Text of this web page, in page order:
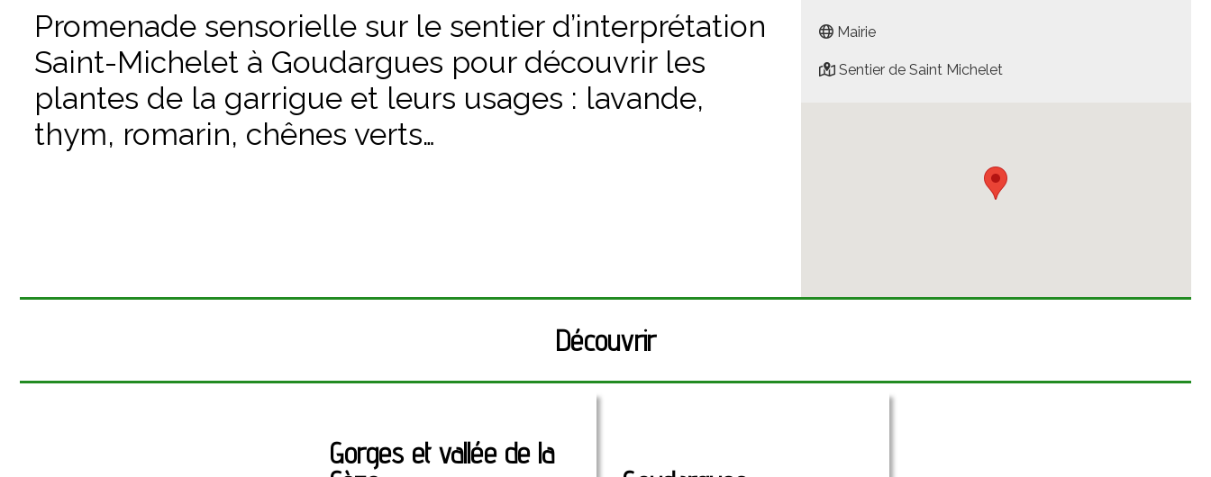
Promenade sensorielle sur le sentier d’interprétation
Saint-Michelet à Goudargues pour découvrir les
plantes de la garrigue et leurs usages : lavande,
thym, romarin, chênes verts…
Mairie
Sentier de Saint Michelet
Découvrir
Gorges et vallée de la